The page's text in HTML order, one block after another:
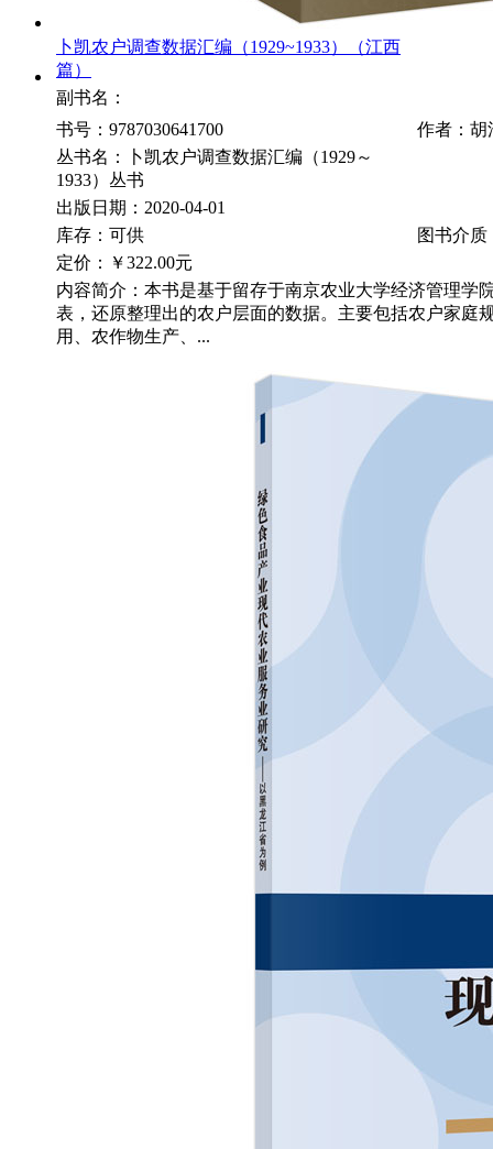
卜凯农户调查数据汇编（1929~1933）（江西
篇）
副书名：
书号：9787030641700
作者：胡
丛书名：卜凯农户调查数据汇编（1929～
1933）丛书
出版日期：2020-04-01
库存：可供
图书介质
定价：
￥322.00元
内容简介：本书是基于留存于南京农业大学经济管理学
表，还原整理出的农户层面的数据。主要包括农户家庭
用、农作物生产、...